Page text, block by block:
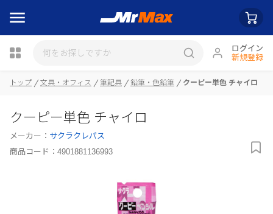
ログイン
新規登録
瓶詰
トップ 文具・オフィス 筆記具 鉛筆・色鉛筆 クーピー単色 チャイロ
クーピー単色 チャイロ
メーカー： サクラクレパス
商品コード： 4901881136993